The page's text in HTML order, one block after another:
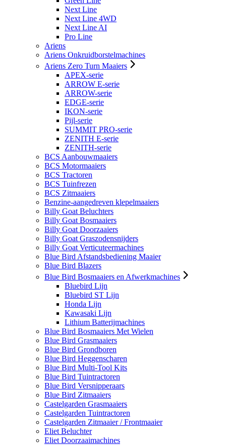
Next Line
Next Line 4WD
Next Line AI
Pro Line
Ariens
Ariens Onkruidborstelmachines
Ariens Zero Turn Maaiers
APEX-serie
ARROW E-serie
ARROW-serie
EDGE-serie
IKON-serie
Pijl-serie
SUMMIT PRO-serie
ZENITH E-serie
ZENITH-serie
BCS Aanbouwmaaiers
BCS Motormaaiers
BCS Tractoren
BCS Tuinfrezen
BCS Zitmaaiers
Benzine-aangedreven klepelmaaiers
Billy Goat Beluchters
Billy Goat Bosmaaiers
Billy Goat Doorzaaiers
Billy Goat Graszodensnijders
Billy Goat Verticuteermachines
Blue Bird Afstandsbediening Maaier
Blue Bird Blazers
Blue Bird Bosmaaiers en Afwerkmachines
Bluebird Lijn
Bluebird ST Lijn
Honda Lijn
Kawasaki Lijn
Lithium Batterijmachines
Blue Bird Bosmaaiers Met Wielen
Blue Bird Grasmaaiers
Blue Bird Grondboren
Blue Bird Heggenscharen
Blue Bird Multi-Tool Kits
Blue Bird Tuintractoren
Blue Bird Versnipperaars
Blue Bird Zitmaaiers
Castelgarden Grasmaaiers
Castelgarden Tuintractoren
Castelgarden Zitmaaier / Frontmaaier
Eliet Beluchter
Eliet Doorzaaimachines